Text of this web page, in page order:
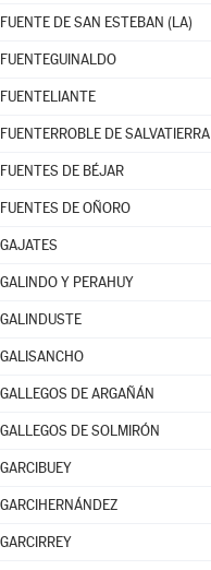
FUENTE DE SAN ESTEBAN (LA)
FUENTEGUINALDO
FUENTELIANTE
FUENTERROBLE DE SALVATIERRA
FUENTES DE BÉJAR
FUENTES DE OÑORO
GAJATES
GALINDO Y PERAHUY
GALINDUSTE
GALISANCHO
GALLEGOS DE ARGAÑÁN
GALLEGOS DE SOLMIRÓN
GARCIBUEY
GARCIHERNÁNDEZ
GARCIRREY